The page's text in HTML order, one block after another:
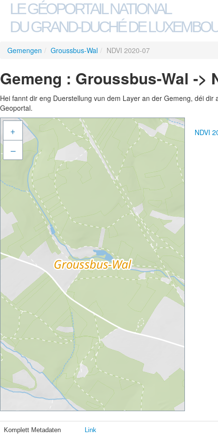
LE GÉOPORTAIL NATIONAL
DU GRAND-DUCHÉ DE
Gemengen / Groussbus-Wal / NDVI 2020-07
Gemeng : Groussbus-Wal ->
Hei fannt dir eng Duerstellung vun dem Layer an der Gemeng, déi
Geoportal.
+
–
NDVI
Komplett Metadaten Link